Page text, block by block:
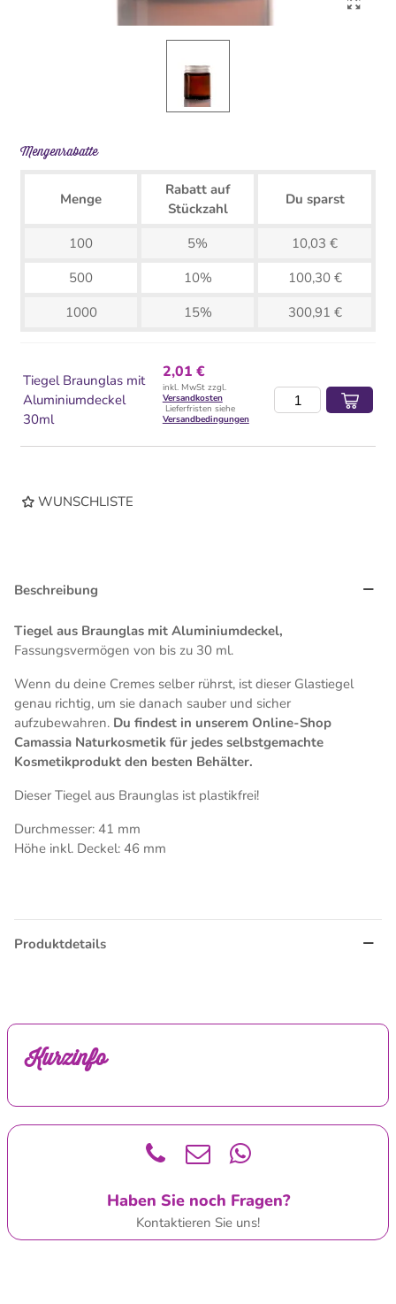
Mengenrabatte
Menge
Rabatt auf
Stückzahl
Du sparst
100 5%
10,03 €
500
10%
100,30 €
1000
15% 300,91 €
Tiegel Braunglas mit
Aluminiumdeckel
30ml
2,01 €
inkl. MwSt zzgl.
Versandkosten
Lieferfristen siehe
Versandbedingungen
WUNSCHLISTE
Beschreibung
Tiegel aus Braunglas mit Aluminiumdeckel,
Fassungsvermögen von bis zu 30 ml.
Wenn du deine Cremes selber rührst, ist dieser Glastiegel
genau richtig, um sie danach sauber und sicher
aufzubewahren. Du findest in unserem Online-Shop
Camassia Naturkosmetik für jedes selbstgemachte
Kosmetikprodukt den besten Behälter.
Dieser Tiegel aus Braunglas ist plastikfrei!
Durchmesser: 41 mm
Höhe inkl. Deckel: 46 mm
Produktdetails
Kurzinfo
Haben Sie noch Fragen?
Kontaktieren Sie uns!